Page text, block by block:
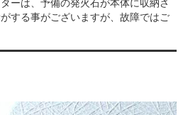
ーは、予備の発火石が本体に収納さ
する事がございますが、故障ではご